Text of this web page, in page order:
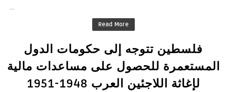
...
Read More
فلسطين تتوجه إلى حكومات الدول
المستعمرة للحصول على مساعدات مالية
لإغاثة اللاجئين العرب 1948-1951